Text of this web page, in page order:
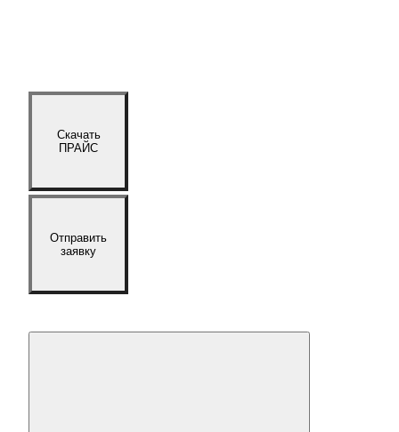
Скачать
ПРАЙС
Отправить
заявку